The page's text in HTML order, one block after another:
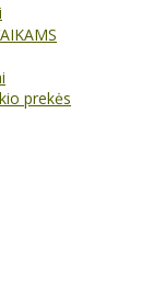
prekės